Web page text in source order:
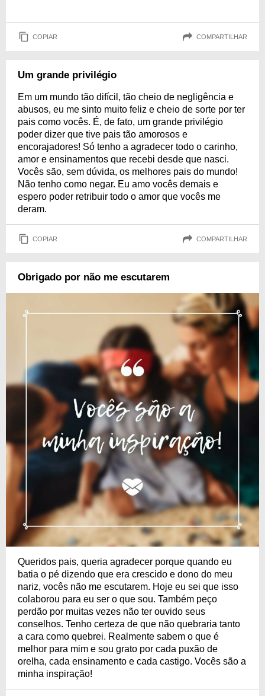
COPIAR COMPARTILHAR
Um grande privilégio
Em um mundo tão difícil, tão cheio de negligência e
abusos, eu me sinto muito feliz e cheio de sorte por ter
pais como vocês. É, de fato, um grande privilégio
poder dizer que tive pais tão amorosos e
encorajadores! Só tenho a agradecer todo o carinho,
amor e ensinamentos que recebi desde que nasci.
Vocês são, sem dúvida, os melhores pais do mundo!
Não tenho como negar. Eu amo vocês demais e
espero poder retribuir todo o amor que vocês me
deram.
COPIAR COMPARTILHAR
Obrigado por não me escutarem
Queridos pais, queria agradecer porque quando eu
batia o pé dizendo que era crescido e dono do meu
nariz, vocês não me escutarem. Hoje eu sei que isso
colaborou para eu ser o que sou. Também peço
perdão por muitas vezes não ter ouvido seus
conselhos. Tenho certeza de que não quebraria tanto
a cara como quebrei. Realmente sabem o que é
melhor para mim e sou grato por cada puxão de
orelha, cada ensinamento e cada castigo. Vocês são a
minha inspiração!